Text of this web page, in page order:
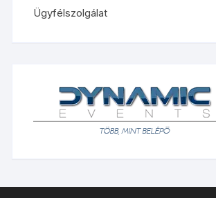
Ügyfélszolgálat